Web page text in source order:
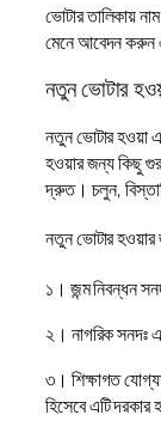
ভোটার তালিকায়
মেনে আবেদন করুন
নতুন ভোটার
নতুন ভোটার হওয়া
হওয়ার জন্য কিছু
দ্রুত। চলুন,
নতুন ভোটার
১। জন্ম নিবন্ধন
২। নাগরিক সনদঃ
৩। শিক্ষাগত
হিসেবে এটি দরকার